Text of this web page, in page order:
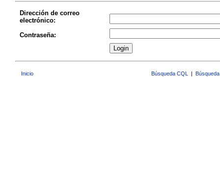
Dirección de correo
electrónico:
Contraseña:
Inicio Búsqueda CQL |